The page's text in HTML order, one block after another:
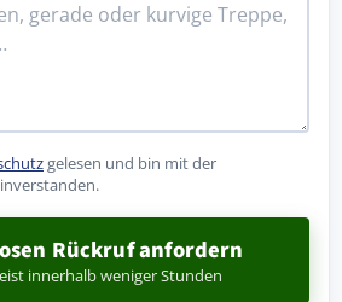
gelesen und bin mit der
Rückruf anfordern
innerhalb weniger Stunden